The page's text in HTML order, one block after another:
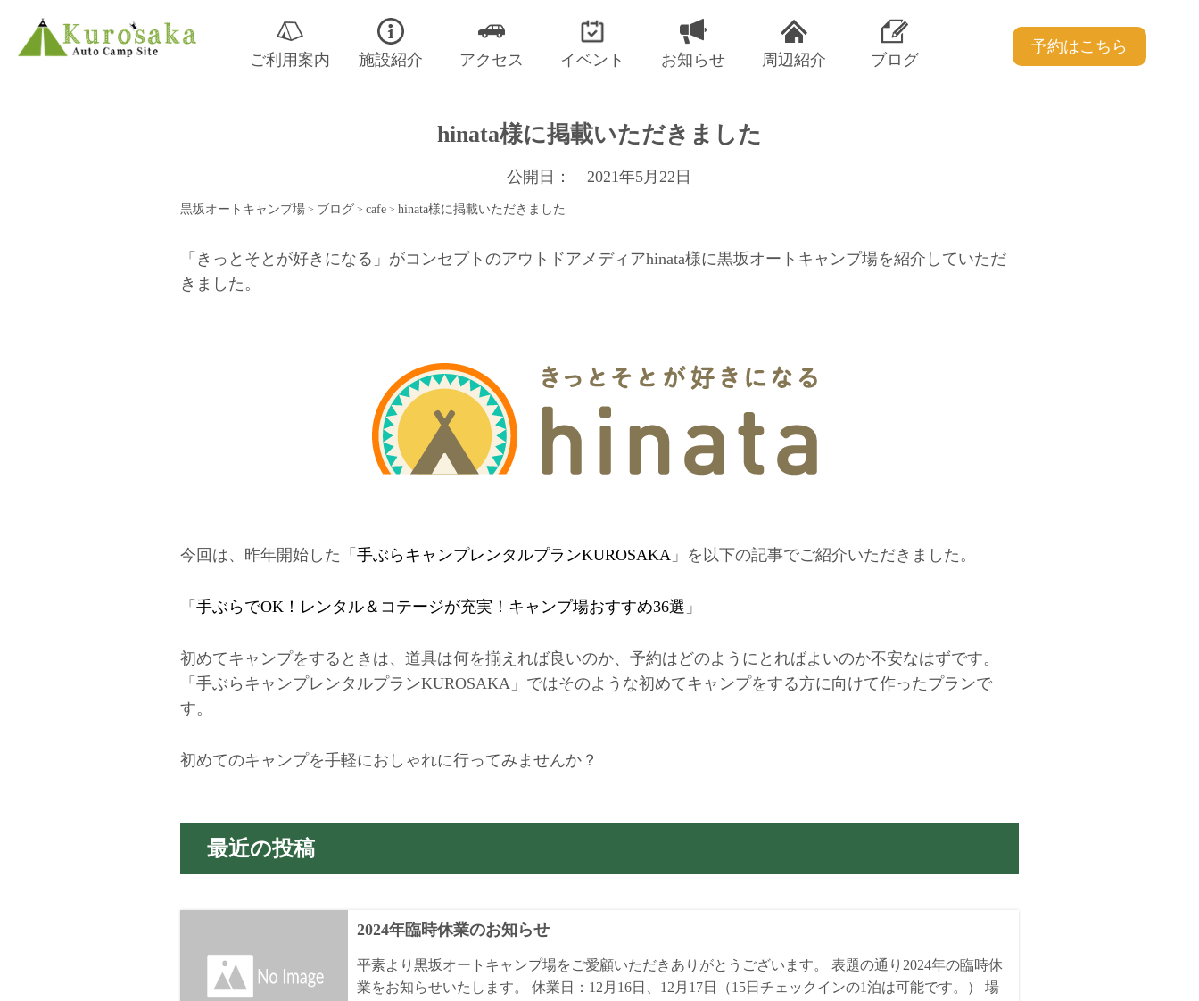
ご利用案内 施設紹介 アクセス イベント お知らせ 周辺紹介 ブログ
予約はこちら
hinata様に掲載いただきました
公開日： 2021年5月22日
黒坂オートキャンプ場> ブログ > cafe> hinata様に掲載いただきました
「きっとそとが好きになる」がコンセプトのアウトドアメディアhinata様に黒坂オートキャンプ場を紹介していただ
きました。
今回は、昨年開始した「 手ぶらキャンプレンタルプランKUROSAKA」を以下の記事でご紹介いただきました。
「 手ぶらでOK！レンタル＆コテージが充実！キャンプ場おすすめ36選 」
初めてキャンプをするときは、道具は何を揃えれば良いのか、予約はどのようにとればよいのか不安なはずです。
「手ぶらキャンプレンタルプランKUROSAKA」ではそのような初めてキャンプをする方に向けて作ったプランで
す。
初めてのキャンプを手軽におしゃれに行ってみませんか？
最近の投稿
2024年臨時休業のお知らせ
平素より黒坂オートキャンプ場をご愛顧いただきありがとうございます。 表題の通り2024年の臨時休
業をお知らせいたします。 休業日：12月16日、12月17日（15日チェックインの1泊は可能です。） 場